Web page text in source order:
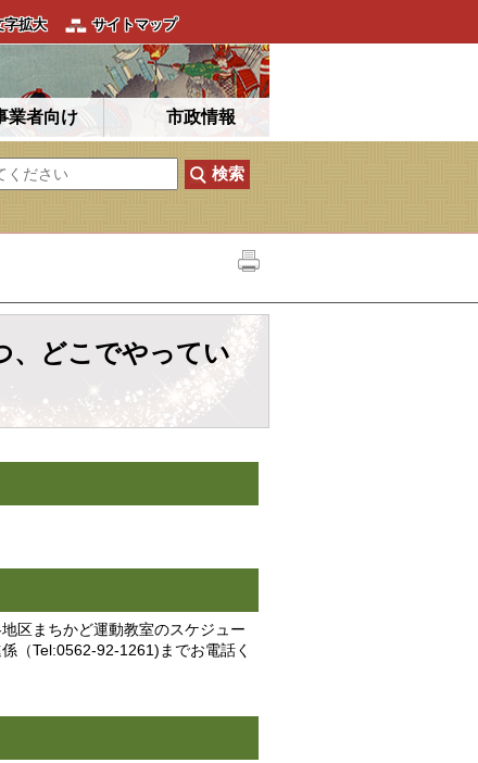
字拡大 サイトマップ
業者向け 市政情報
、どこでやってい
区まちかど運動教室のスケジュー
（Tel:0562-92-1261)までお電話く